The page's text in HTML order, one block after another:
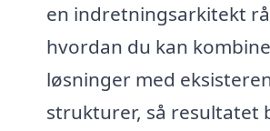
en indretningsarkitekt
hvordan du kan
løsninger med
strukturer, så resultatet